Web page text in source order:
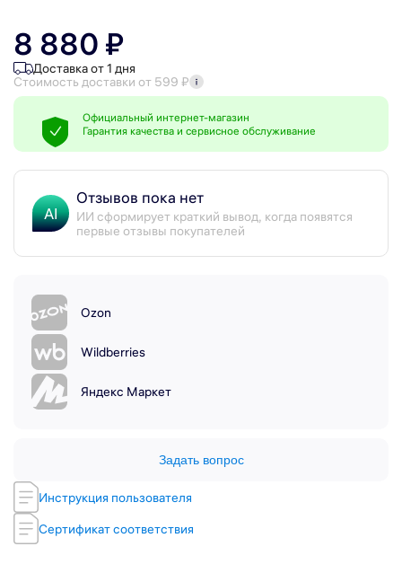
Инструкция пользователя
Сертификат соответствия
8 880 ₽
Доставка от 1 дня
Стоимость доставки от 599 ₽
Официальный интернет-магазин
Гарантия качества и сервисное обслуживание
AI
Отзывов пока нет
ИИ сформирует краткий вывод, когда появятся
первые отзывы покупателей
Ozon
Wildberries
Яндекс Маркет
Задать вопрос